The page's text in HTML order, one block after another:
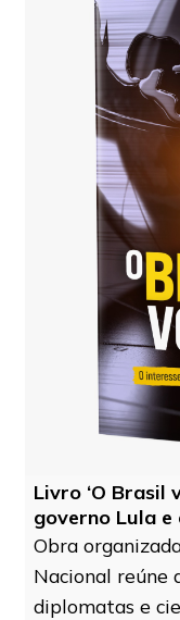
Livro ‘O Brasil
governo Lula
Obra
Nacional reúne
diplomatas e